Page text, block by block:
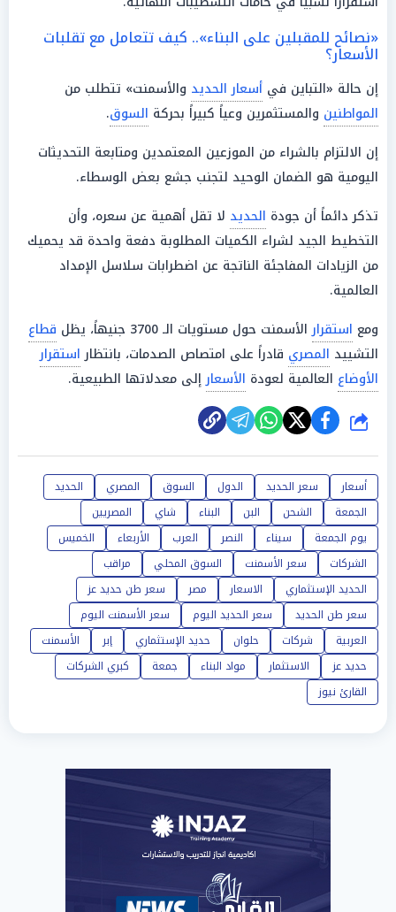
«نصائح للمقبلين على البناء».. كيف تتعامل مع تقلبات
الأسعار؟
إن حالة «التباين في أسعار الحديد والأسمنت» تتطلب من
المواطنين والمستثمرين وعياً كبيراً بحركة السوق.
إن الالتزام بالشراء من الموزعين المعتمدين ومتابعة التحديثات
اليومية هو الضمان الوحيد لتجنب جشع بعض الوسطاء.
تذكر دائماً أن جودة الحديد لا تقل أهمية عن سعره، وأن
التخطيط الجيد لشراء الكميات المطلوبة دفعة واحدة قد يحميك
من الزيادات المفاجئة الناتجة عن اضطرابات سلاسل الإمداد
العالمية.
ومع استقرارالأسمنت حول مستويات الـ 3700 جنيهاً، يظل
قطاع
التشييد المصري قادراً على امتصاص الصدمات، بانتظاراستقرار
الأوضاع العالمية لعودة الأسعارإلى معدلاتها الطبيعية.
شارك
أسعار سعر الحديد الدول السوق المصري
الحديد
الجمعة
الشحن البن البناء شاي
المصريين
يوم الجمعة
سيناء النصر العرب الأربعاء
الخميس
الشركات
سعر الأسمنت السوق المحلي
مراقب
الحديد الإستثماري
الاسعار مصر
سعر طن حديد عز
سعر طن الحديد
سعر الحديد اليوم
سعر الأسمنت اليوم
العربية
شركات حلوان حديد الإستثماري إبر
الأسمنت
حديد عز
الاستثمار مواد البناء جمعة
كبري الشركات
القارئ نيوز